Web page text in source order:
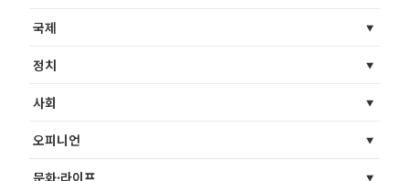
국제
정치
사회
오피니언
문화·라이프